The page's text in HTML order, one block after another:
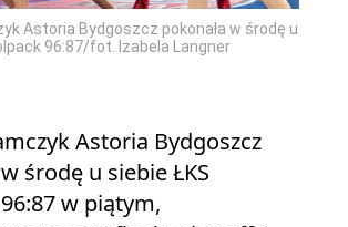
Astoria Bydgoszcz pokonała w środę u
96:87/fot. Izabela Langner
Astoria Bydgoszcz
środę u siebie ŁKS
w piątym,